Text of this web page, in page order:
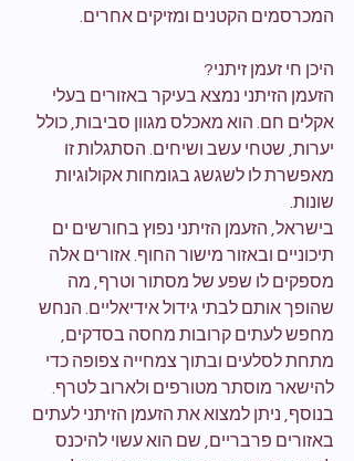
המכרסמים הקטנים ומזיקים אחרים.
היכן חי זעמן זיתני?
הזעמן הזיתני נמצא בעיקר באזורים בעלי
אקלים חם. הוא מאכלס מגוון סביבות, כולל
יערות, שטחי עשב ושיחים. הסתגלות זו
מאפשרת לו לשגשג בגומחות אקולוגיות
שונות.
בישראל, הזעמן הזיתני נפוץ בחורשים ים
תיכוניים ובאזור מישור החוף. אזורים אלה
מספקים לו שפע של מסתור וטרף, מה
שהופך אותם לבתי גידול אידיאליים. הנחש
מחפש לעתים קרובות מחסה בסדקים,
מתחת לסלעים ובתוך צמחייה צפופה כדי
להישאר מוסתר מטורפים ולארוב לטרף.
בנוסף, ניתן למצוא את הזעמן הזיתני לעתים
באזורים פרבריים, שם הוא עשוי להיכנס